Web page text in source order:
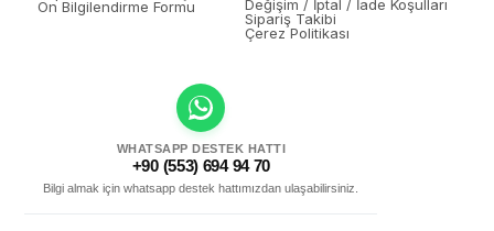
Ön Bilgilendirme Formu
Değişim / İptal / İade Koşulları
Sipariş Takibi
Çerez Politikası
WHATSAPP DESTEK HATTI
+90 (553) 694 94 70
Bilgi almak için whatsapp destek hattımızdan ulaşabilirsiniz.